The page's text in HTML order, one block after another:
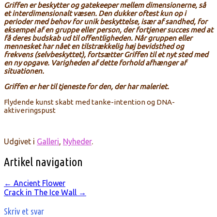
Griffen er beskytter og gatekeeper mellem dimensionerne, så
et interdimensionalt væsen. Dendukker oftestkun op i
perioder medbehov for unik beskyttelse, især af sandhed, for
eksempel af en gruppe eller person, der fortjener succes med at
få deres budskab ud til offentligheden. Når gruppen eller
mennesket har nået en tilstrækkelig høj bevidsthed og
frekvens (selvbeskyttet), fortsætter Griffen til et nyt sted med
en ny opgave. Varigheden af detteforhold afhænger af
situationen.
Griffen er her til tjeneste for den, der har maleriet.
Flydende kunst skabt med tanke-intention og DNA-
aktiveringspust
Udgivet i Galleri, Nyheder.
Artikel navigation
← Ancient Flower
Crack in The Ice Wall →
Skriv et svar